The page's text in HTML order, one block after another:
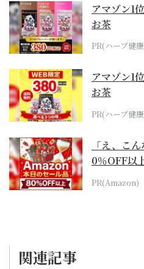
アマゾン1
お茶
PR(ハーブ健
アマゾン1
お茶
PR(ハーブ健
「え、こ
0％OFF以
本気が...
PR(Amazon)
関連記事